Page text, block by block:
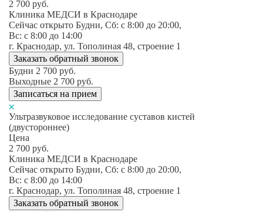
2 700 руб.
Клиника МЕДСИ в Краснодаре
Сейчас открыто Будни, Сб: c 8:00 до 20:00,
Вс: c 8:00 до 14:00
г. Краснодар, ул. Тополиная 48, строение 1
Заказать обратный звонок
Будни 2 700 руб.
Выходные 2 700 руб.
Записаться на прием
Ультразвуковое исследование суставов кистей
(двустороннее)
Цена
2 700 руб.
Клиника МЕДСИ в Краснодаре
Сейчас открыто Будни, Сб: c 8:00 до 20:00,
Вс: c 8:00 до 14:00
г. Краснодар, ул. Тополиная 48, строение 1
Заказать обратный звонок